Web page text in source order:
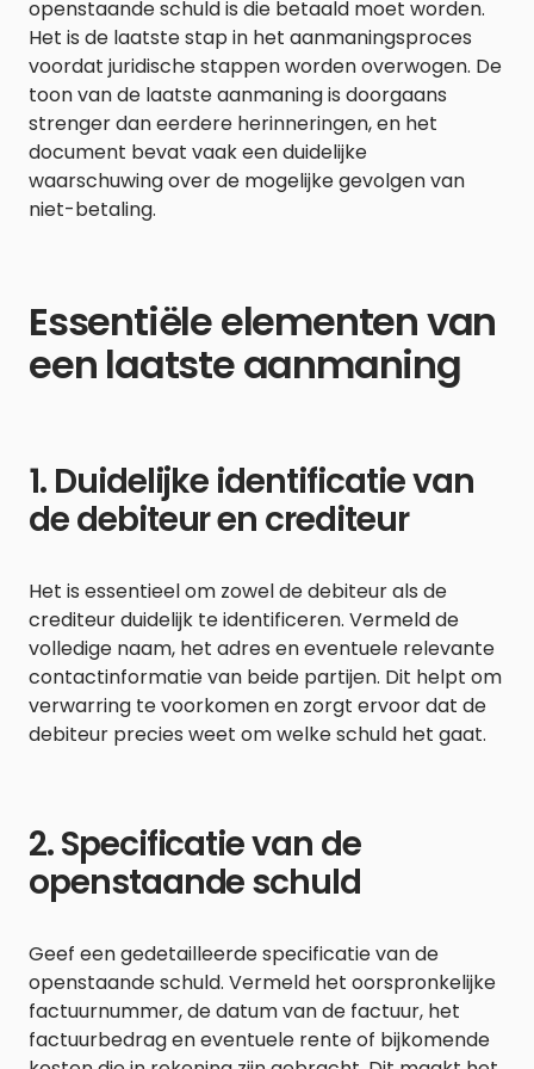
openstaande schuld is die betaald moet worden.
Het is de laatste stap in het aanmaningsproces
voordat juridische stappen worden overwogen. De
toon van de laatste aanmaning is doorgaans
strenger dan eerdere herinneringen, en het
document bevat vaak een duidelijke
waarschuwing over de mogelijke gevolgen van
niet-betaling.
Essentiële elementen van
een laatste aanmaning
1. Duidelijke identificatie van
de debiteur en crediteur
Het is essentieel om zowel de debiteur als de
crediteur duidelijk te identificeren. Vermeld de
volledige naam, het adres en eventuele relevante
contactinformatie van beide partijen. Dit helpt om
verwarring te voorkomen en zorgt ervoor dat de
debiteur precies weet om welke schuld het gaat.
2. Specificatie van de
openstaande schuld
Geef een gedetailleerde specificatie van de
openstaande schuld. Vermeld het oorspronkelijke
factuurnummer, de datum van de factuur, het
factuurbedrag en eventuele rente of bijkomende